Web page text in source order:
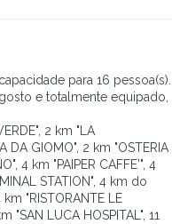
para 16 pessoa(s).
e totalmente equipado,
2 km "LA
DA GIOMO", 2 km "OSTERIA
4 km "PAIPER CAFFE'", 4
STATION", 4 km do
"RISTORANTE LE
"SAN LUCA HOSPITAL", 11